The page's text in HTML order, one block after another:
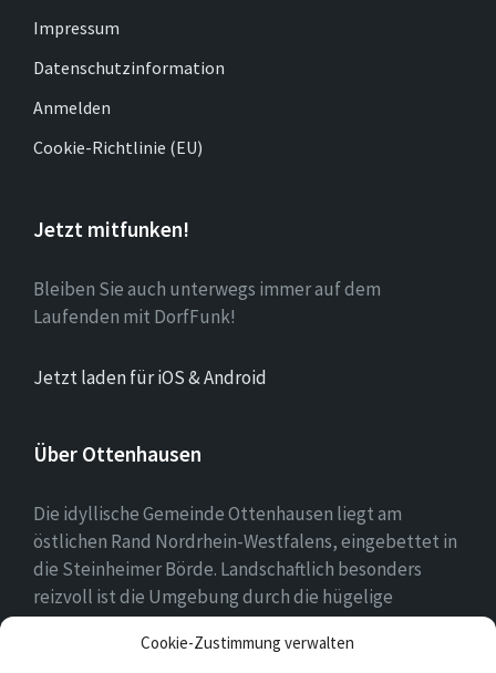
Cookie-Zustimmung verwalten
Impressum
Datenschutzinformation
Anmelden
Cookie-Richtlinie (EU)
Jetzt mitfunken!
Bleiben Sie auch unterwegs immer auf dem
Laufenden mit DorfFunk!
Jetzt laden für iOS & Android
Über Ottenhausen
Die idyllische Gemeinde Ottenhausen liegt am
östlichen Rand Nordrhein-Westfalens, eingebettet in
die Steinheimer Börde. Landschaftlich besonders
reizvoll ist die Umgebung durch die hügelige
Landschaft des naheliegenden Eggegebirges als
Ausläufer des Teutoburger Waldes.